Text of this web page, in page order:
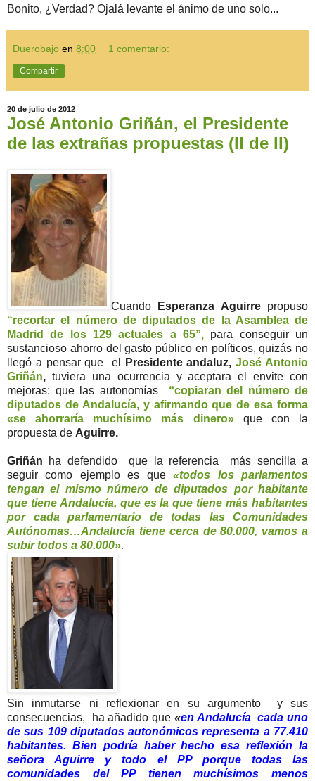
Bonito, ¿Verdad? Ojalá levante el ánimo de uno solo...
Duerobajo en 8:00 1 comentario:
Compartir
20 de julio de 2012
José Antonio Griñán, el Presidente
de las extrañas propuestas (II de II)
Cuando Esperanza Aguirrepropuso
“recortar el número de diputados de la Asamblea de
Madrid de los 129 actuales a 65”, para conseguir un
sustancioso ahorro del gasto público en políticos, quizás no
llegó a pensar que el
Presidente andaluz,José Antonio
Griñán, tuviera una ocurrencia y aceptara el envite con
mejoras: que las autonomías “copiaran del número de
diputados de Andalucía, y afirmando que de esa forma
«se ahorraría muchísimo más dinero» que con la
propuesta de Aguirre.
Griñán ha defendido que la referencia más sencilla a
seguir como ejemplo es que«todos los parlamentos
tengan el mismo número de diputados por habitante
que tiene Andalucía, que es la que tiene más habitantes
por cada parlamentario de todas las Comunidades
Autónomas…Andalucía tiene cerca de 80.000, vamos a
subir todos a 80.000».
Sin inmutarse ni reflexionar en su argumento y sus
consecuencias, ha añadido que «en Andalucía cada uno
de sus 109 diputados autonómicos representa a 77.410
habitantes. Bien podría haber hecho esa reflexión la
señora Aguirre y todo el PP porque todas las
comunidades del PP tienen muchísimos menos